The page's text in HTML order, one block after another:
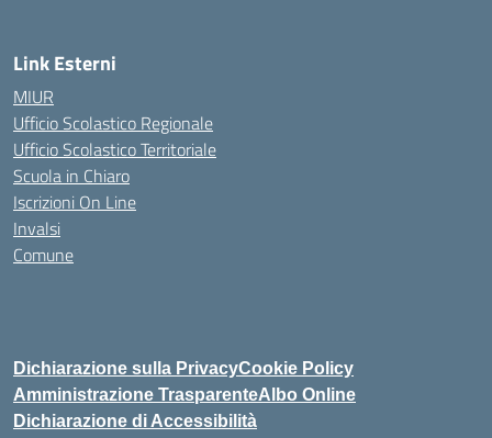
Link Esterni
MIUR
Ufficio Scolastico Regionale
Ufficio Scolastico Territoriale
Scuola in Chiaro
Iscrizioni On Line
Invalsi
Comune
Dichiarazione sulla PrivacyCookie Policy
Amministrazione TrasparenteAlbo Online
Dichiarazione di Accessibilità